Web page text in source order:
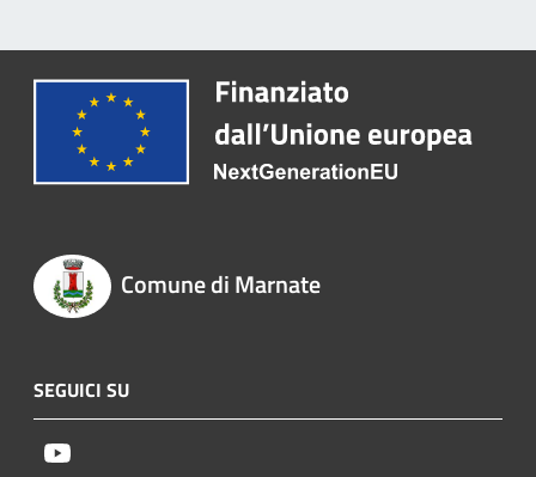
Comune di Marnate
SEGUICI SU